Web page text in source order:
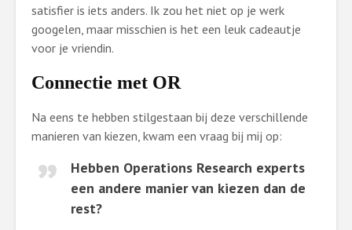
satisfier is iets anders. Ik zou het niet op je werk
googelen, maar misschien is het een leuk cadeautje
voor je vriendin.
Connectie met OR
Na eens te hebben stilgestaan bij deze verschillende
manieren van kiezen, kwam een vraag bij mij op:
Hebben Operations Research experts
een andere manier van kiezen dan de
rest?